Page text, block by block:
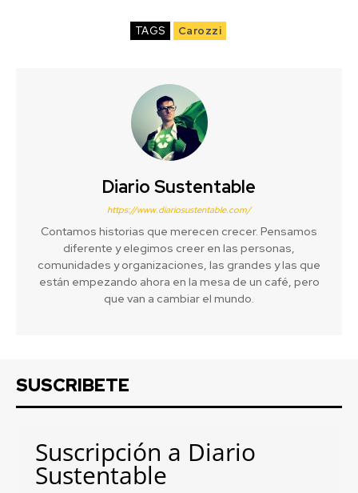
TAGS Carozzi
Diario Sustentable
https://www.diariosustentable.com/
Contamos historias que merecen crecer. Pensamos
diferente y elegimos creer en las personas,
comunidades y organizaciones, las grandes y las que
están empezando ahora en la mesa de un café, pero
que van a cambiar el mundo.
SUSCRIBETE
Suscripción a Diario
Sustentable